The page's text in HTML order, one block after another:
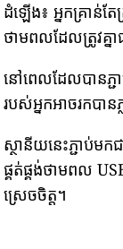
ដំឡើង៖ អ្នកគ្រាន់ត
ថាមពលដែលត្រូវគ្ន
នៅពេលដែលបានភ្ជ
របស់អ្នកអាចរកបា
ស្ថានីយនេះភ្ជាប់ម
ផ្គត់ផ្គង់ថាមពល
ស្រេចចិត្ត។